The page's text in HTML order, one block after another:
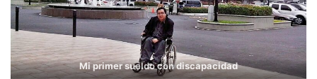
Mi primer sueldo con discapacidad